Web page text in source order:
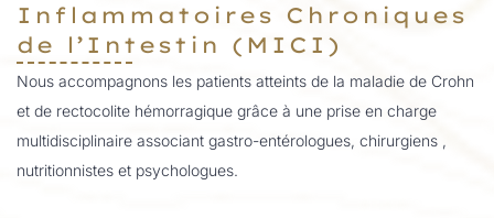
Inflammatoires Chroniques
de l’Intestin (MICI)
Nous accompagnons les patients atteints de la maladie de Crohn
et de rectocolite hémorragique grâce à une prise en charge
multidisciplinaire associant gastro-entérologues, chirurgiens ,
nutritionnistes et psychologues.